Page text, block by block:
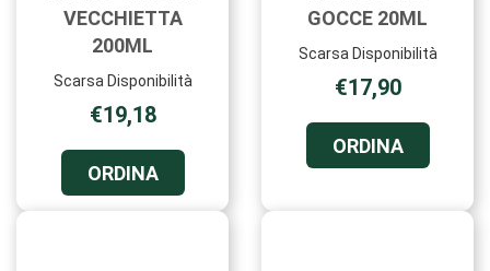
VECCHIETTA
200ML
Scarsa Disponibilità
€19,18
ORDINA
SVEDESE
VECCHIETTA
GOCCE 20ML
Scarsa Disponibilità
€17,90
ORDINA
GOCCE